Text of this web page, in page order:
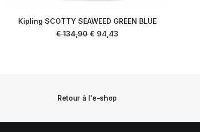
Kipling SCOTTY SEAWEED GREEN BLUE
€134,90 Le
€ 94,43
Retour à l'e-shop